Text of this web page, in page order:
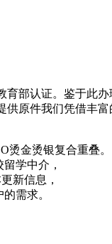
育部认证。鉴于此
原件我们凭借丰
金烫银复合重叠。
学中介，
新信息，
需求。